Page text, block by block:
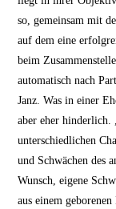
so, gemeinsam mit
auf dem eine
beim
automatisch nach
Janz. Was in einer
aber eher hinderlich.
unterschiedlichen
und Schwächen des
Wunsch, eigene
aus einem